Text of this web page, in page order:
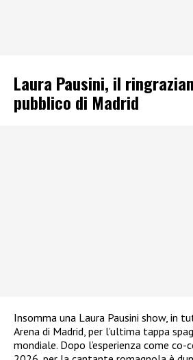
Laura Pausini, il
pubblico di Madrid
Insomma una Laura Pausini show, in
Arena di Madrid, per l’ultima tappa
mondiale. Dopo l’esperienza come